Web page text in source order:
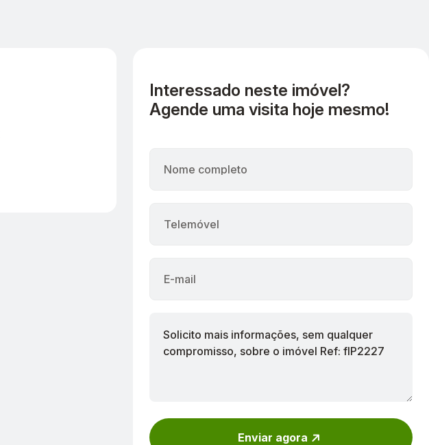
Interessado neste imóvel?
Agende uma visita hoje mesmo!
Enviar agora